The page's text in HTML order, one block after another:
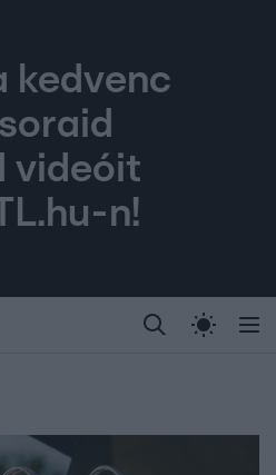
kedvenc
videóit
n!
Randi Celeb vagyok,
Most Wanted Gallusz